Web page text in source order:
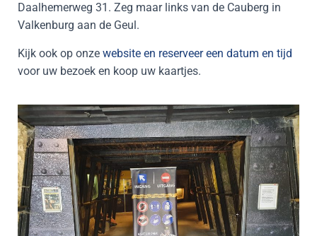
Daalhemerweg 31. Zeg maar links van de Cauberg in
Valkenburg aan de Geul.
Kijk ook op onze website en reserveer een datum en tijd
voor uw bezoek en koop uw kaartjes.